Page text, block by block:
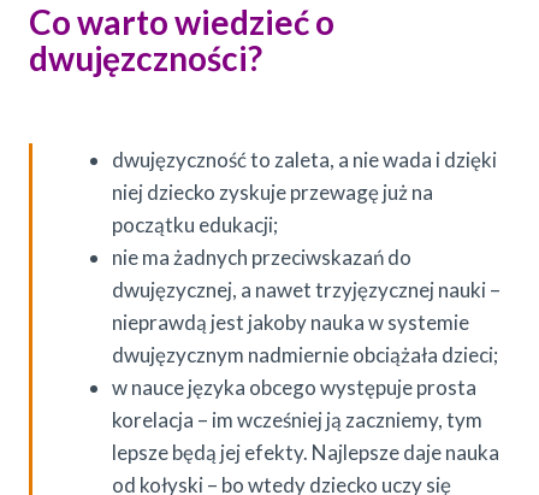
Co warto wiedzieć o
dwujęzczności?
dwujęzyczność to zaleta, a nie wada i dzięki
niej dziecko zyskuje przewagę już na
początku edukacji;
nie ma żadnych przeciwskazań do
dwujęzycznej, a nawet trzyjęzycznej nauki –
nieprawdą jest jakoby nauka w systemie
dwujęzycznym nadmiernie obciążała dzieci;
w nauce języka obcego występuje prosta
korelacja – im wcześniej ją zaczniemy, tym
lepsze będą jej efekty. Najlepsze daje nauka
od kołyski – bo wtedy dziecko uczy się